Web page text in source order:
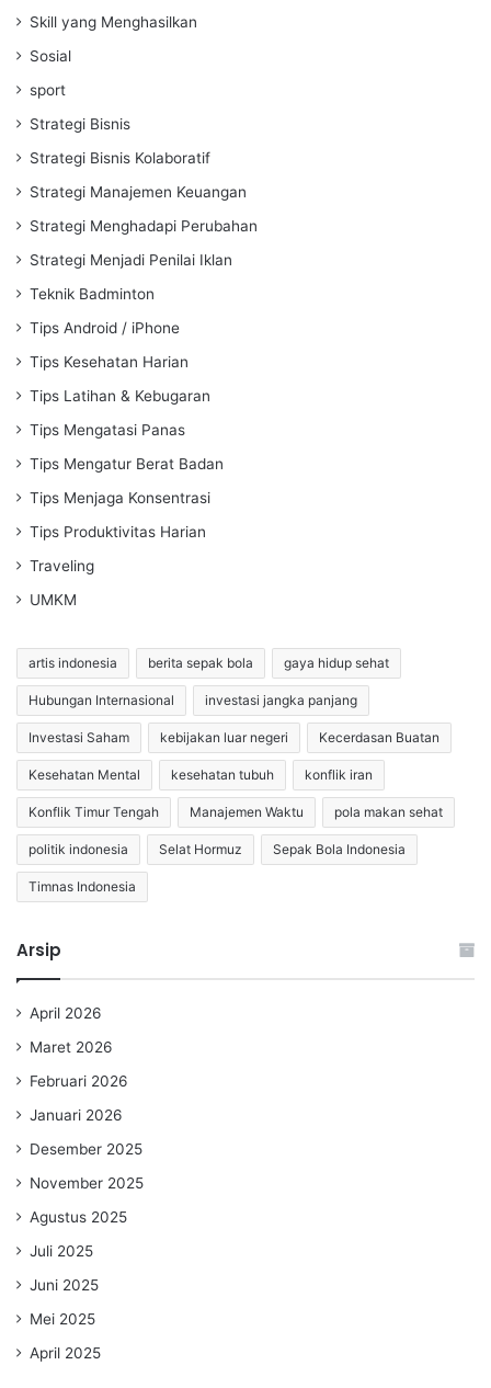
Skill yang Menghasilkan
Sosial
sport
Strategi Bisnis
Strategi Bisnis Kolaboratif
Strategi Manajemen Keuangan
Strategi Menghadapi Perubahan
Strategi Menjadi Penilai Iklan
Teknik Badminton
Tips Android / iPhone
Tips Kesehatan Harian
Tips Latihan & Kebugaran
Tips Mengatasi Panas
Tips Mengatur Berat Badan
Tips Menjaga Konsentrasi
Tips Produktivitas Harian
Traveling
UMKM
artis indonesia berita sepak bola gaya hidup sehat
Hubungan Internasional investasi jangka panjang
Investasi Saham kebijakan luar negeri Kecerdasan Buatan
Kesehatan Mental kesehatan tubuh konflik iran
Konflik Timur Tengah Manajemen Waktu pola makan sehat
politik indonesia Selat Hormuz Sepak Bola Indonesia
Timnas Indonesia
Arsip
April 2026
Maret 2026
Februari 2026
Januari 2026
Desember 2025
November 2025
Agustus 2025
Juli 2025
Juni 2025
Mei 2025
April 2025